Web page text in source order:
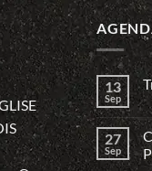
13
Sep
27
Sep